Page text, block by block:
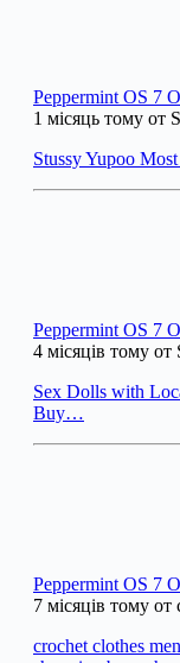
Peppermint OS 7
1 місяць тому от
Stussy Yupoo
Peppermint OS 7
4 місяців тому
Sex Dolls with
Buy…
Peppermint OS 7
7 місяців тому
crochet clothes